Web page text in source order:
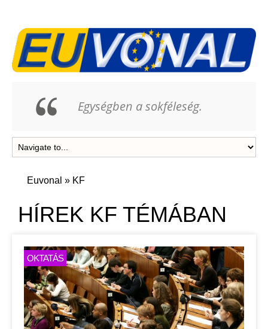
Egységben a sokféleség.
Euvonal » KF
HÍREK KF TÉMÁBAN
OKTATÁS